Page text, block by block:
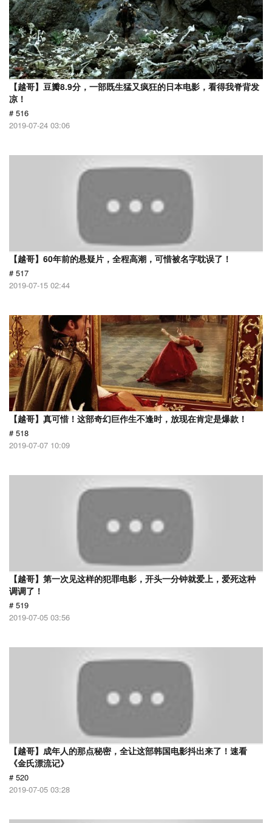
【越哥】豆瓣8.9分，一部既生猛又疯狂的日本电影，看得我脊背发
凉！
# 516
2019-07-24 03:06
【越哥】60年前的悬疑片，全程高潮，可惜被名字耽误了！
# 517
2019-07-15 02:44
【越哥】真可惜！这部奇幻巨作生不逢时，放现在肯定是爆款！
# 518
2019-07-07 10:09
【越哥】第一次见这样的犯罪电影，开头一分钟就爱上，爱死这种
调调了！
# 519
2019-07-05 03:56
【越哥】成年人的那点秘密，全让这部韩国电影抖出来了！速看
《金氏漂流记》
# 520
2019-07-05 03:28